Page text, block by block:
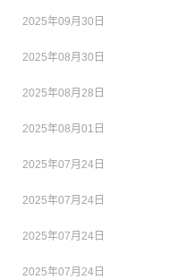
2025年09月30日
2025年08月30日
2025年08月28日
2025年08月01日
2025年07月24日
2025年07月24日
2025年07月24日
2025年07月24日